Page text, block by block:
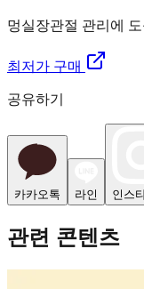
멍실장관절 관리에
최저가 구매
공유하기
카카오톡 라인 인스
관련 콘텐츠